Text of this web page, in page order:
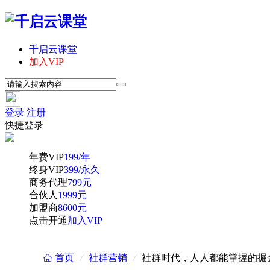
千启云课堂
加入VIP
登录 注册
快捷登录
年费VIP199/年
终身VIP399/永久
商务代理799元
合伙人 1999元
加盟商8600元
点击开通加入VIP
 首页 / 社群营销 / 社群时代，人人都能掌握的掘